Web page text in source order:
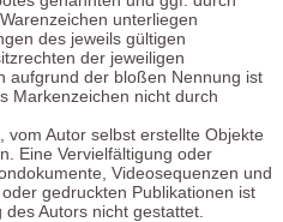
unterliegen
des jeweils gültigen
der jeweiligen
aufgrund der bloßen Nennung ist
Markenzeichen nicht durch
Autor selbst erstellte Objekte
Eine Vervielfältigung oder
Videosequenzen und
gedruckten Publikationen ist
Autors nicht gestattet.